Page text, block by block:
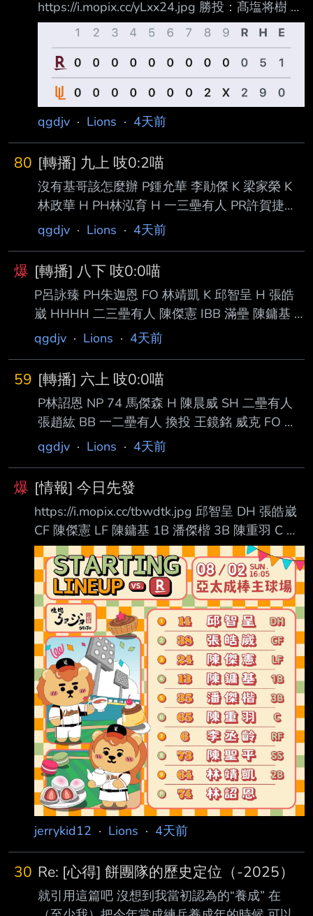
https://i.mopix.cc/yLxx24.jpg 勝投：髙塩将樹 敗
投：呂詠臻 MVP：陳鏞基（2-4,2RBI） E：余
德龍 林詔恩 5.1局無失分,8K NP88 邱智呈2-4
張皓崴2-4 連續12場次安打 鍾允華連續7場救援
成功 --
qgdjv · Lions · 4天前
80 [轉播] 九上 吱0:2喵
沒有基哥該怎麼辦 P鍾允華 李勛傑 K 梁家榮 K
林政華 H PH林泓育 H 一三壘有人 PR許賀捷
PH林立 FO --
qgdjv · Lions · 4天前
爆 [轉播] 八下 吱0:0喵
P呂詠臻 PH朱迦恩 FO 林靖凱 K 邱智呈 H 張皓
崴 HHHH 二三壘有人 陳傑憲 IBB 滿壘 陳鏞基 H
0:2 一三壘有人 我要哭了 PR許哲晏 潘傑楷 K --
qgdjv · Lions · 4天前
59 [轉播] 六上 吱0:0喵
P林詔恩 NP 74 馬傑森 H 陳晨威 SH 二壘有人
張趙紘 BB 一二壘有人 換投 王鏡銘 威克 FO 李
勛傑 FO --
qgdjv · Lions · 4天前
爆 [情報] 今日先發
https://i.mopix.cc/tbwdtk.jpg 邱智呈 DH 張皓崴
CF 陳傑憲 LF 陳鏞基 1B 潘傑楷 3B 陳重羽 C 李
丞齡 RF 陳聖平 SS 林靖凱 2B 林詔恩 P 就…打線
加油吧 --
jerrykid12 · Lions · 4天前
30 Re: [心得] 餅團隊的歷史定位（-2025）
就引用這篇吧 沒想到我當初認為的“養成” 在